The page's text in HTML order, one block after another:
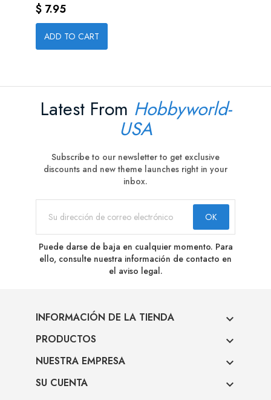
Precio
$ 7.95
ADD TO CART
Latest From Hobbyworld-
USA
Subscribe to our newsletter to get exclusive
discounts and new theme launches right in your
inbox.
Puede darse de baja en cualquier momento. Para
ello, consulte nuestra información de contacto en
el aviso legal.
INFORMACIÓN DE LA TIENDA 
PRODUCTOS 
NUESTRA EMPRESA 
SU CUENTA 